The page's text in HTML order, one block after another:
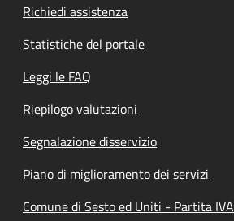
Richiedi assistenza
Statistiche del portale
Leggi le FAQ
Riepilogo valutazioni
Segnalazione disservizio
Piano di miglioramento dei servizi
Comune di Sesto ed Uniti - Partita IVA